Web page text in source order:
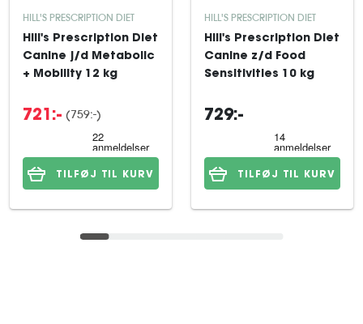
HILL'S PRESCRIPTION DIET
Hill's Prescription Diet
Canine j/d Metabolic
+ Mobility 12 kg
721:- (759:-)
TILFØJ TIL KURV
HILL'S PRESCRIPTION DIET
Hill's Prescription Diet
Canine z/d Food
Sensitivities 10 kg
729:-
TILFØJ TIL KURV